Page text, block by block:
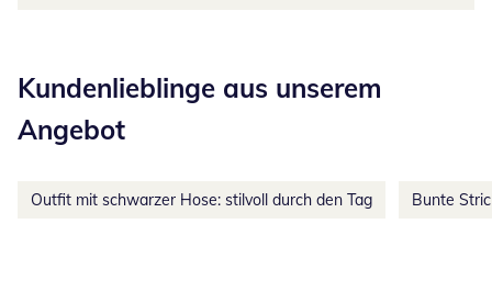
Kundenlieblinge aus unserem
Angebot
Outfit mit schwarzer Hose: stilvoll durch den Tag Bunte